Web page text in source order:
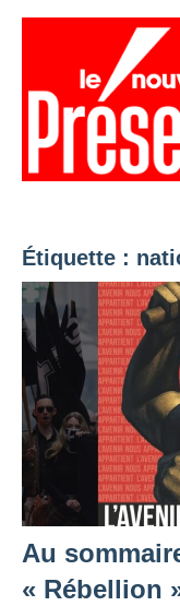
Aller
Étiquette :
Au
« Rébellion